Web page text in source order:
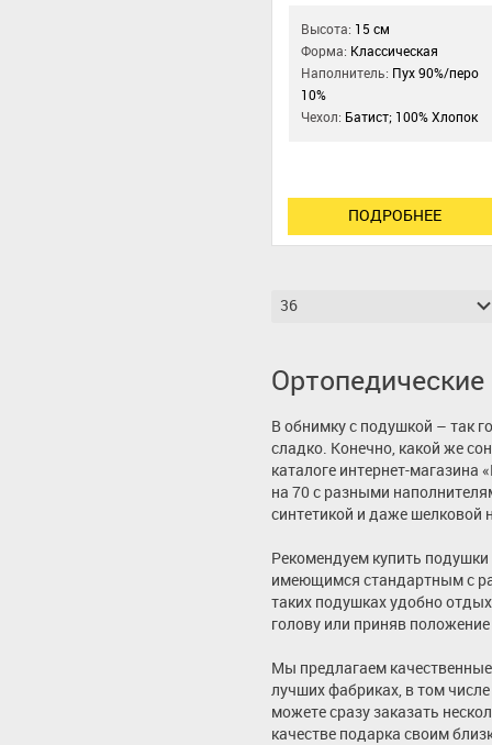
Высота: 15 см
Форма: Классическая
Наполнитель: Пух 90%/перо
10%
Чехол: Батист; 100% Хлопок
ПОДРОБНЕЕ
36
В обнимку с подушкой – так
сладко. Конечно, какой же
каталоге интернет-
на 70 с разными
синтетикой и даже шелковой
Рекомендуем купить
имеющимся стандартным с
таких подушках удобно
голову или приняв
Мы предлагаем
лучших фабриках, в том
можете сразу заказать
качестве подарка своим